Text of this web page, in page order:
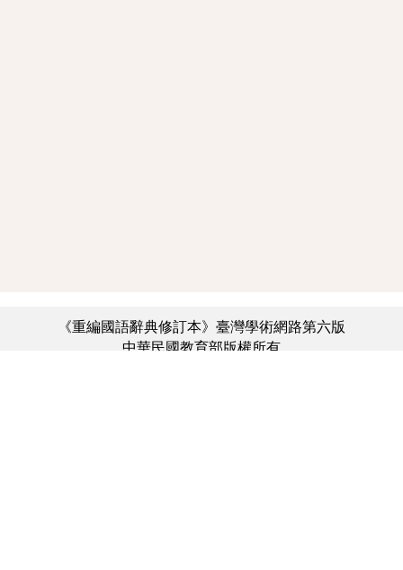
《重編國語辭典修訂本》臺灣學術網路第六版
中華民國教育部版權所有